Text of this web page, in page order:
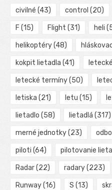
civilné (43) control (20)
F (15) Flight (31) heli
helikoptéry(48)
kokpit lietadla (41)
letecké termíny(50)
letiska (21) letu (15)
lietadlo (58) lietadlá (317)
merné jednotky(23)
piloti (64) pilotovanie
Radar(22) radary(223)
Runway(16) S (13)